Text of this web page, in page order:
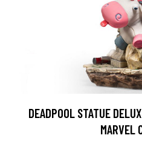
DEADPOOL STATUE
MARVEL